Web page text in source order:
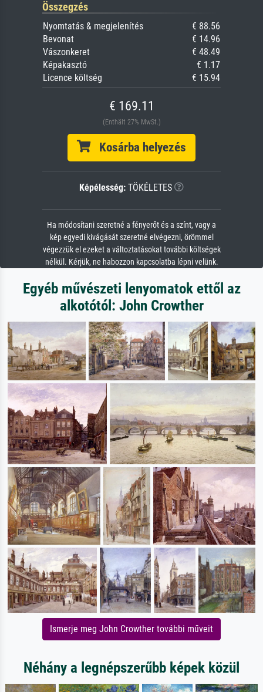
Összegzés
Nyomtatás & megjelenítés
€ 88.56
Bevonat
€ 14.96
Vászonkeret
€ 48.49
Képakasztó
€ 1.17
Licence költség
€ 15.94
€ 169.11
(Enthält 27% MwSt.)
Kosárba helyezés
Képélesség: TÖKÉLETES
Ha módosítani szeretné a fényerőt és a színt, vagy a
kép egyedi kivágását szeretné elvégezni, örömmel
végezzük el ezeket a változtatásokat további költségek
nélkül. Kérjük, ne habozzon kapcsolatba lépni velünk.
Egyéb művészeti lenyomatok ettől az
alkotótól: John Crowther
Ismerje meg John Crowther további műveit
Néhány a legnépszerűbb képek közül